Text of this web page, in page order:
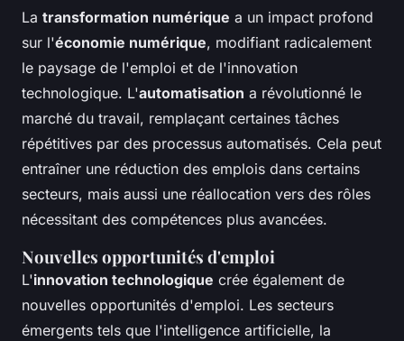
La transformation numérique a un impact profond
sur l'économie numérique, modifiant radicalement
le paysage de l'emploi et de l'innovation
technologique. L'automatisation a révolutionné le
marché du travail, remplaçant certaines tâches
répétitives par des processus automatisés. Cela peut
entraîner une réduction des emplois dans certains
secteurs, mais aussi une réallocation vers des rôles
nécessitant des compétences plus avancées.
Nouvelles opportunités d'emploi
L'innovation technologique crée également de
nouvelles opportunités d'emploi. Les secteurs
émergents tels que l'intelligence artificielle, la